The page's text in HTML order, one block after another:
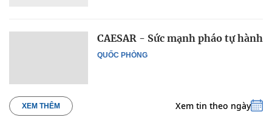
QUỐC PHÒNG
CAESAR - Sức mạnh pháo tự hành
XEM THÊM Xem tin theo ngày